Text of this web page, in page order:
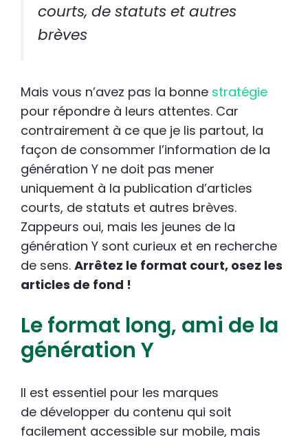
courts, de statuts et autres
brèves
Mais vous n’avez pas la bonne stratégie
pour répondre à leurs attentes. Car
contrairement à ce que je lis partout, la
façon de consommer l’information de la
génération Y ne doit pas mener
uniquement à la publication d’articles
courts, de statuts et autres brèves.
Zappeurs oui, mais les jeunes de la
génération Y sont curieux et en recherche
de sens. Arrêtez le format court, osez les
articles de fond !
Le format long, ami de la
génération Y
Il est essentiel pour les marques
de développer du contenu qui soit
facilement accessible sur mobile, mais